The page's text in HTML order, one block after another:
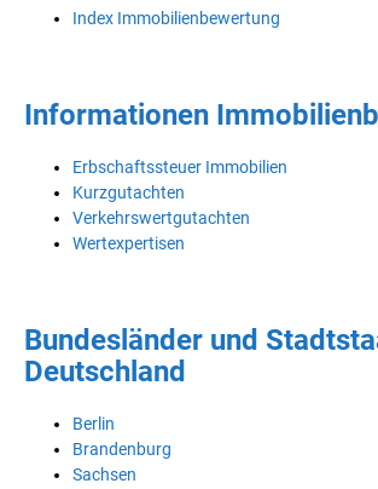
Index Immobilienbewertung
Informationen
Erbschaftssteuer Immobilien
Kurzgutachten
Verkehrswertgutachten
Wertexpertisen
Bundesländer und
Deutschland
Berlin
Brandenburg
Sachsen